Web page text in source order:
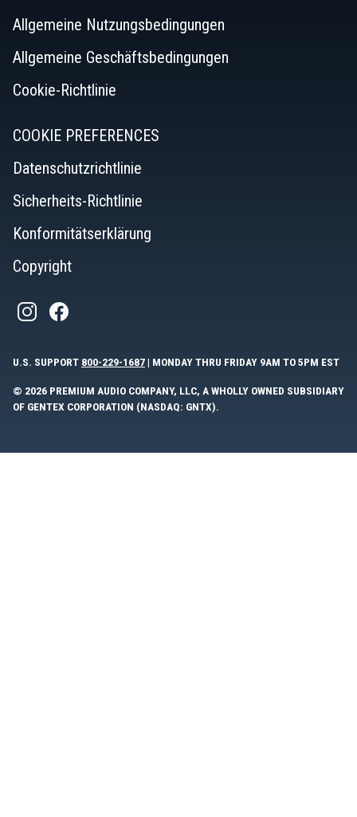
Allgemeine Nutzungsbedingungen
Allgemeine Geschäftsbedingungen
Cookie-Richtlinie
COOKIE PREFERENCES
Datenschutzrichtlinie
Sicherheits-Richtlinie
Konformitätserklärung
Copyright
U.S. SUPPORT 800-229-1687| MONDAY THRU FRIDAY 9AM TO 5PM EST
© 2026 PREMIUM AUDIO COMPANY, LLC, A WHOLLY OWNED SUBSIDIARY
OF GENTEX CORPORATION (NASDAQ: GNTX).